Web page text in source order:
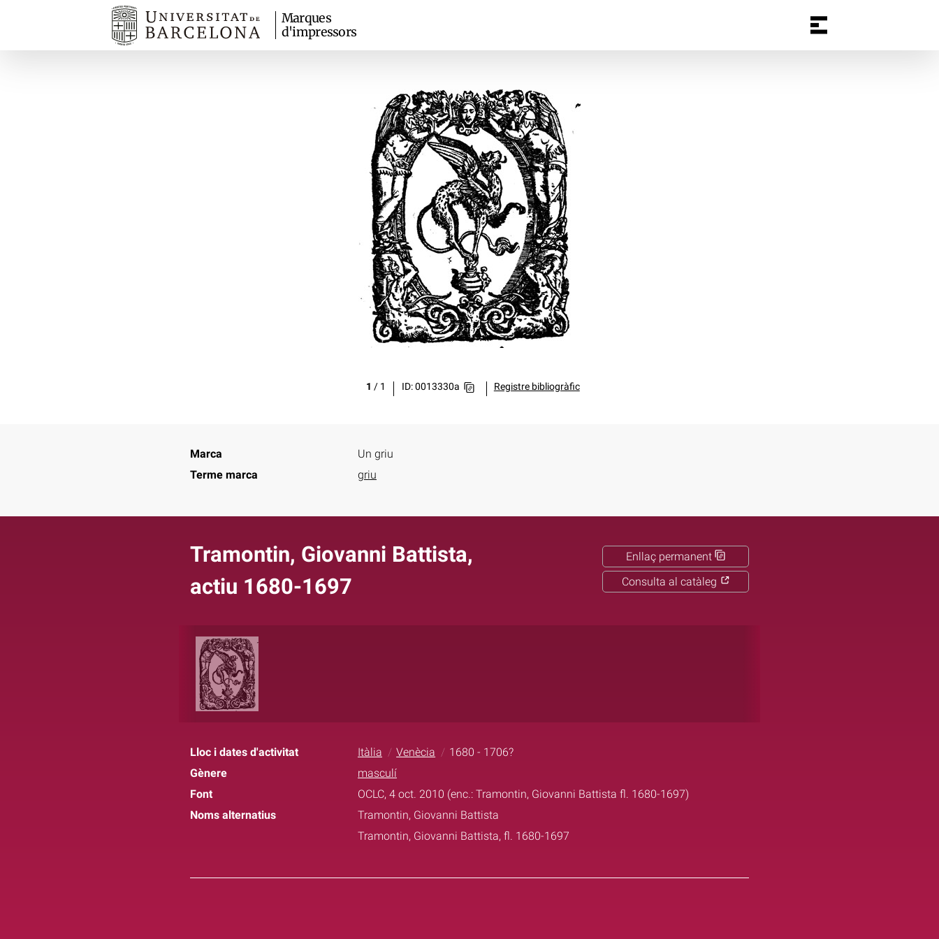
Marques
d'impressors
1 / 1 ID: 0013330a Registre bibliogràfic
Marca
Un griu
Terme marca
griu
Tramontin, Giovanni Battista,
actiu 1680-1697
Enllaç permanent
Consulta al catàleg
Lloc i dates d'activitat Itàlia Venècia
1680 - 1706?
Gènere
masculí
Font
OCLC, 4 oct. 2010 (enc.: Tramontin, Giovanni Battista fl. 1680-1697)
Noms alternatius
Tramontin, Giovanni Battista
Tramontin, Giovanni Battista, fl. 1680-1697